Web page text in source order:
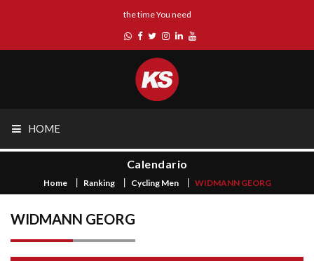
the time You need
HOME
Calendario
Home Ranking Cycling Men WIDMANN GEORG
WIDMANN GEORG